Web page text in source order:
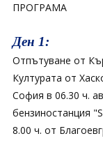
ПРОГРАМА
Ден 1:
Отпътуване от
Културата от
София в 06.30 ч.
бензиностанция
8.00 ч. от